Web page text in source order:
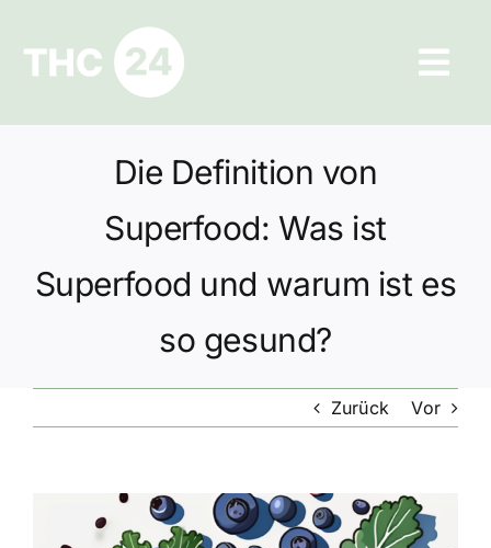
springen
Ratgeber
Datenschutz
Die Definition von
Superfood: Was ist
Superfood und warum ist es
so gesund?
Zurück Vor
grösseres